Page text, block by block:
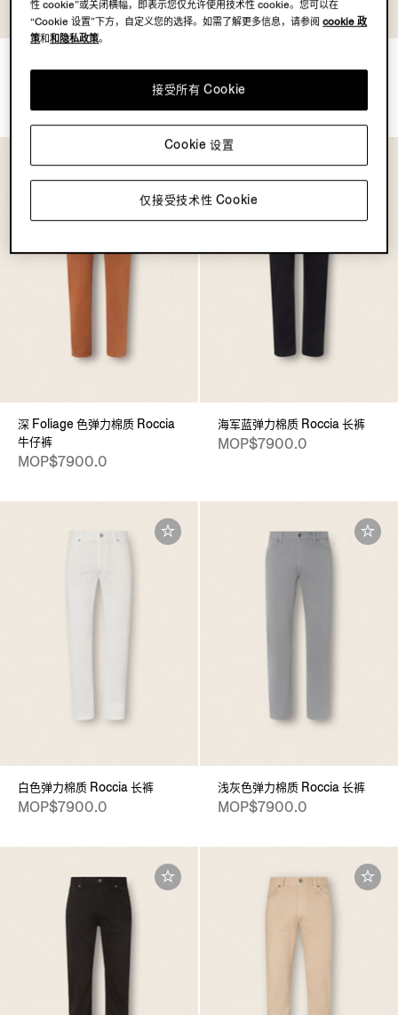
MOP$7900.0
深 Foliage 色弹力棉质 Roccia
牛仔裤
MOP$7900.0
海军蓝弹力棉质 Roccia 长裤
MOP$7900.0
白色弹力棉质 Roccia 长裤
MOP$7900.0
浅灰色弹力棉质 Roccia 长裤
MOP$7900.0
性 cookie”或关闭横幅，即表示您仅允许使用技术性 cookie。您可以在
“Cookie 设置”下方，自定义您的选择。如需了解更多信息，请参阅cookie 政
策和和隐私政策。
仅接受技术性 Cookie
接受所有 Cookie
Cookie 设置